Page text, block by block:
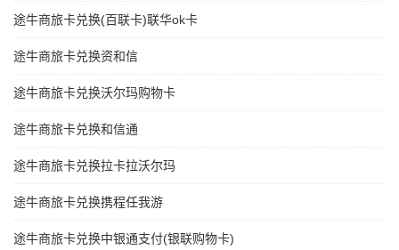
途牛商旅卡兑换(百联卡)联华ok卡
途牛商旅卡兑换资和信
途牛商旅卡兑换沃尔玛购物卡
途牛商旅卡兑换和信通
途牛商旅卡兑换拉卡拉沃尔玛
途牛商旅卡兑换携程任我游
途牛商旅卡兑换中银通支付(银联购物卡)